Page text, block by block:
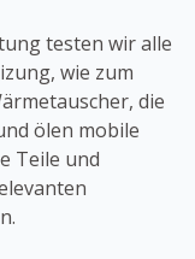
testen wir alle
wie zum
die
ölen mobile
Teile und